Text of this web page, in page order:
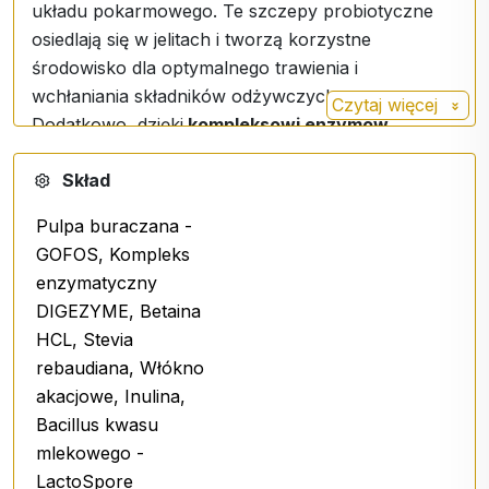
układu pokarmowego. Te szczepy probiotyczne
osiedlają się w jelitach i tworzą korzystne
środowisko dla optymalnego trawienia i
wchłaniania składników odżywczych.
Dodatkowo, dziękikompleksowi enzymów
DIGEZYME ®możesz pożegnać się z problemami
takimi jak wzdęcia, wzdęcia czy zaparcia.
żywności, ułatwiając w ten sposób trawienie i
zmniejszając obciążenie układu pokarmowego.
ACTIV MICROBIOME dba również o Twój komfort
- zawierabetainę HCl, która
prawidłowego wydzielania kwasu żołądkowego,
oraz naturalny słodzik stewię zapewniającą
doskonały smak bez dodatku cukru. Dzięki
orzeźwiającemu smakowi marakui przyjmowanie
tego suplementu stanie się przyjemną częścią dnia.
Czytaj więcej
Skład
Pulpa buraczana -
GOFOS, Kompleks
enzymatyczny
DIGEZYME, Betaina
HCL, Stevia
rebaudiana, Włókno
akacjowe, Inulina,
Bacillus kwasu
mlekowego -
LactoSpore